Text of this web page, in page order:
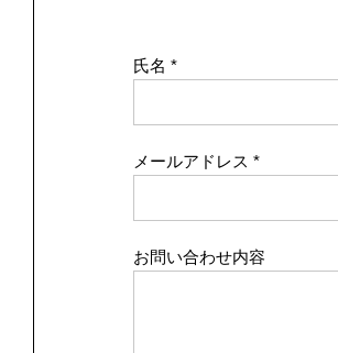
氏名
メールアドレス
お問い合わせ内容